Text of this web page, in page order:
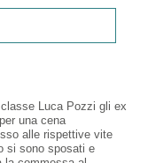
Luca Pozzi gli ex
una cena
alle rispettive vite
si sono sposati e